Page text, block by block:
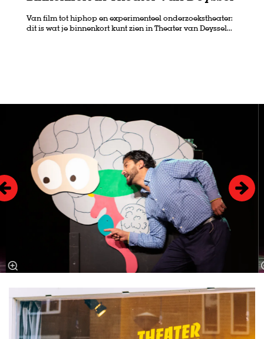
Van film tot hiphop en experimenteel onderzoekstheater:
dit is wat je binnenkort kunt zien in Theater van Deyssel...